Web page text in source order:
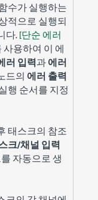
수가 실행하는
적으로 실행되
다.[단순 에러
사용하여 이 에
러 입력과에러
드의 에러 출력
행 순서를 지정
태스크의 참조
크/채널 입력
자동으로 생